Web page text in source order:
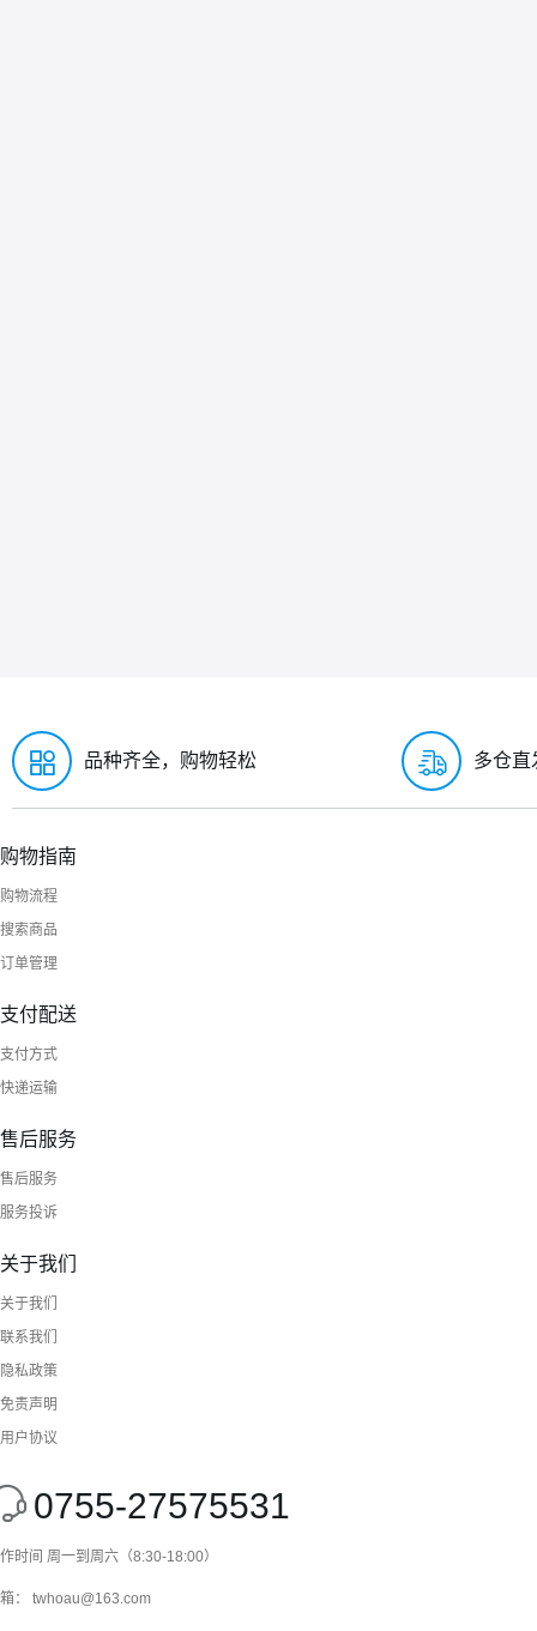
品种齐全，购物轻松 多仓直
购物指南
购物流程
搜索商品
订单管理
支付配送
支付方式
快递运输
售后服务
售后服务
服务投诉
关于我们
关于我们
联系我们
隐私政策
免责声明
用户协议
0755-27575531
时间 周一到周六（8:30-18:00）
： twhoau@163.com